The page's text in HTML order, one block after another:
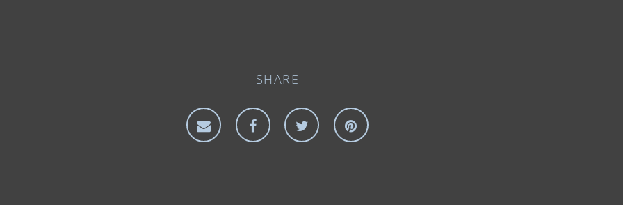
SHARE